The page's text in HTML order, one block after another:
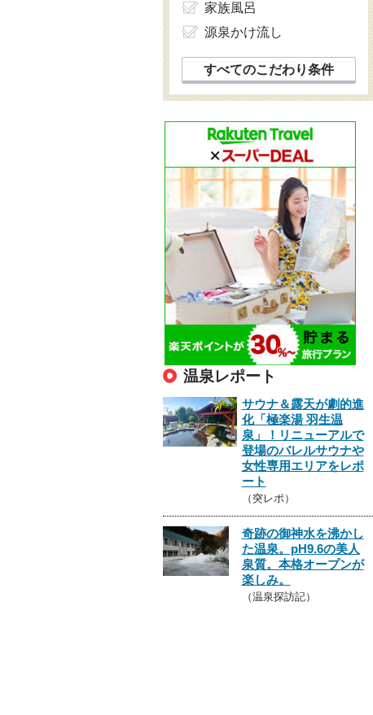
家族風呂
源泉かけ流し
すべてのこだわり条件
温泉レポート
サウナ＆露天が劇的進
化「極楽湯 羽生温
泉」！リニューアルで
登場のバレルサウナや
女性専用エリアをレポ
ート
（突レポ）
奇跡の御神水を沸かし
た温泉。pH9.6の美人
泉質。本格オープンが
楽しみ。
（温泉探訪記）